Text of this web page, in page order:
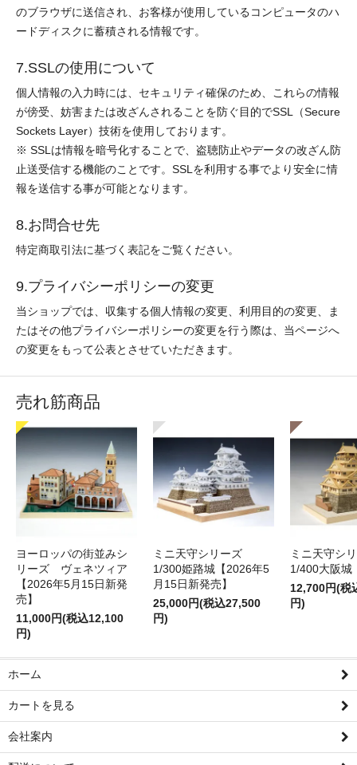
のブラウザに送信され、お客様が使用しているコンピュータのハ
ードディスクに蓄積される情報です。
7.SSLの使用について
個人情報の入力時には、セキュリティ確保のため、これらの情報
が傍受、妨害または改ざんされることを防ぐ目的でSSL（Secure
Sockets Layer）技術を使用しております。
※ SSLは情報を暗号化することで、盗聴防止やデータの改ざん防
止送受信する機能のことです。SSLを利用する事でより安全に情
報を送信する事が可能となります。
8.お問合せ先
特定商取引法に基づく表記をご覧ください。
9.プライバシーポリシーの変更
当ショップでは、収集する個人情報の変更、利用目的の変更、ま
たはその他プライバシーポリシーの変更を行う際は、当ページへ
の変更をもって公表とさせていただきます。
売れ筋商品
ヨーロッパの街並みシ
リーズ ヴェネツィア
【2026年5月15日新発
売】
11,000円(税込12,100
円)
ミニ天守シリーズ
1/300姫路城【2026年5
月15日新発売】
25,000円(税込27,500
円)
ミニ天守シ
1/400大阪城
12,700円(税
円)
ホーム
カートを見る
会社案内